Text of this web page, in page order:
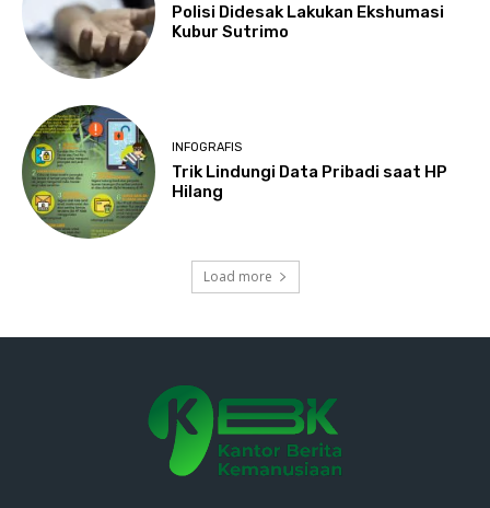
Polisi Didesak Lakukan Ekshumasi
Kubur Sutrimo
INFOGRAFIS
Trik Lindungi Data Pribadi saat HP
Hilang
Load more